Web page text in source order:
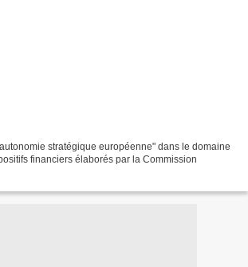
stratégique européenne" dans le domaine
financiers élaborés par la Commission